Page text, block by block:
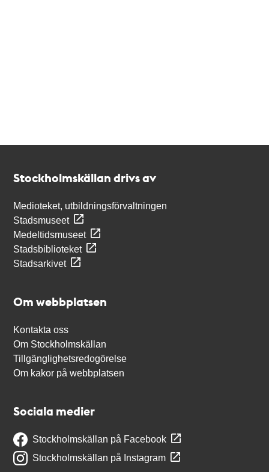
Stockholmskällan drivs av
Medioteket, utbildningsförvaltningen
Stadsmuseet
Medeltidsmuseet
Stadsbiblioteket
Stadsarkivet
Om webbplatsen
Kontakta oss
Om Stockholmskällan
Tillgänglighetsredogörelse
Om kakor på webbplatsen
Sociala medier
Stockholmskällan på Facebook
Stockholmskällan på Instagram